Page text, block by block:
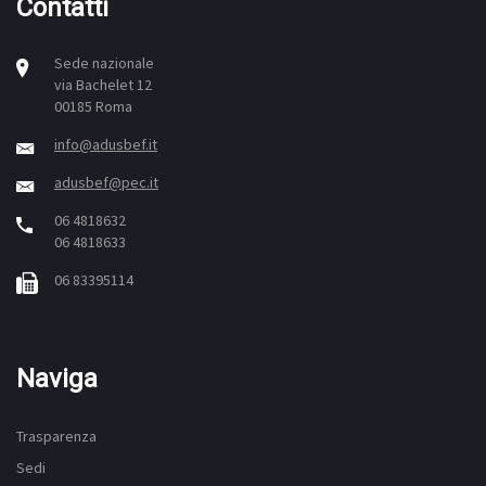
Contatti
Sede nazionale
via Bachelet 12
00185 Roma
info@adusbef.it
adusbef@pec.it
06 4818632
06 4818633
06 83395114
Naviga
Trasparenza
Sedi